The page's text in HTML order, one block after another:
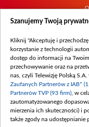
Szanujemy Twoją
Kliknij "Akceptuję i
korzystanie z technologii
dostęp do informacji na
przechowywanie oraz na
nas, czyli Telewizję Polską
Zaufanych Partnerów z IAB*
Partnerów TVP (93 firm) , w
zautomatyzowanego
mierzenia ich skuteczności) i
także zgody na udostępnianie